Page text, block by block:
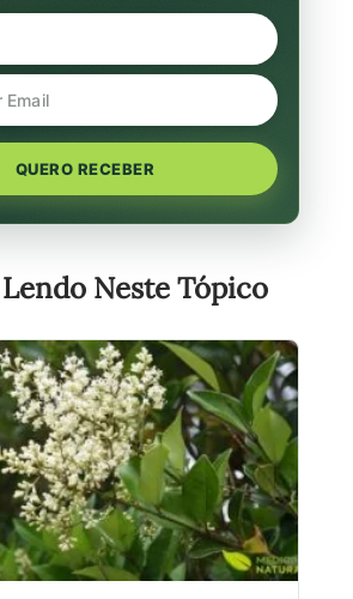
QUERO RECEBER
Neste Tópico